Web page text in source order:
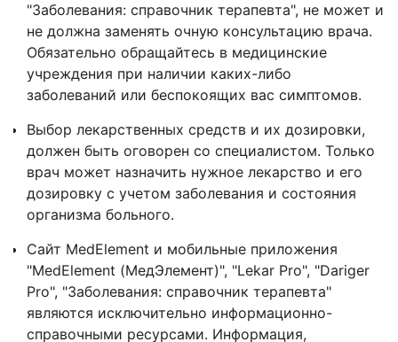
"Заболевания: справочник терапевта", не может и
не должна заменять очную консультацию врача.
Обязательно обращайтесь в медицинские
учреждения при наличии каких-либо
заболеваний или беспокоящих вас симптомов.
Выбор лекарственных средств и их дозировки,
должен быть оговорен со специалистом. Только
врач может назначить нужное лекарство и его
дозировку с учетом заболевания и состояния
организма больного.
Сайт MedElement и мобильные приложения
"MedElement (МедЭлемент)", "Lekar Pro", "Dariger
Pro", "Заболевания: справочник терапевта"
являются исключительно информационно-
справочными ресурсами. Информация,